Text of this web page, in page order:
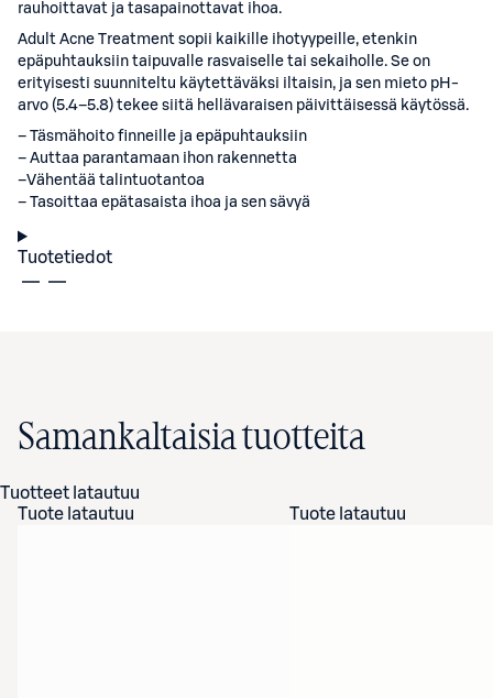
rauhoittavat ja tasapainottavat ihoa.
Adult Acne Treatment sopii kaikille ihotyypeille, etenkin
epäpuhtauksiin taipuvalle rasvaiselle tai sekaiholle. Se on
erityisesti suunniteltu käytettäväksi iltaisin, ja sen mieto pH-
arvo (5.4–5.8) tekee siitä hellävaraisen päivittäisessä käytössä.
– Täsmähoito finneille ja epäpuhtauksiin
– Auttaa parantamaan ihon rakennetta
–Vähentää talintuotantoa
– Tasoittaa epätasaista ihoa ja sen sävyä
Tuotetiedot
Samankaltaisia tuotteita
Tuotteet latautuu
Tuote latautuu
Tuote latautuu